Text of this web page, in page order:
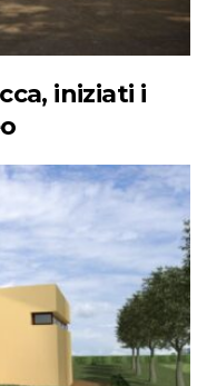
iniziati i